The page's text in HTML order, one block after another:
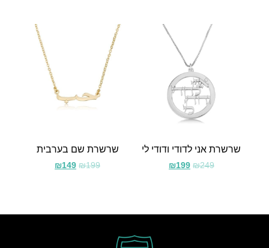
שרשרת אני לדודי ודודי לי
₪249
₪199
שרשרת שם בערבית
₪199
₪149